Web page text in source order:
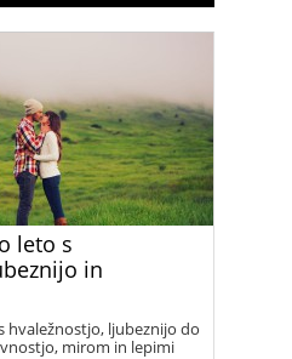
leto s
in
hvaležnostjo, ljubeznijo do
mirom in lepimi